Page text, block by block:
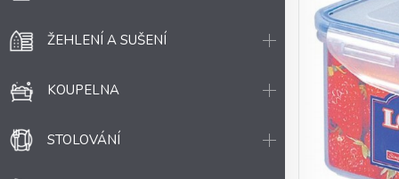
ŽEHLENÍ A SUŠENÍ
KOUPELNA
STOLOVÁNÍ